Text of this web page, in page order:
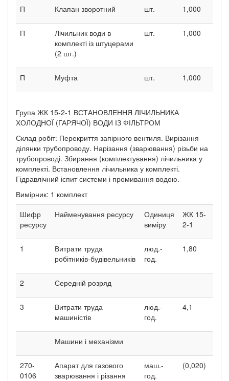
П Клапан зворотний шт. 1,000
П
Лічильник води в
комплекті із штуцерами
(2 шт.)
шт. 1,000
П Муфта шт. 1,000
Група ЖК 15-2-1 ВСТАНОВЛЕННЯ ЛІЧИЛЬНИКА
ХОЛОДНОЇ (ГАРЯЧОЇ) ВОДИ ІЗ ФІЛЬТРОМ
Склад робіт: Перекриття запірного вентиля. Вирізання
ділянки трубопроводу. Нарізання (зварювання) різьби на
трубопроводі. Збирання (комплектування) лічильника у
комплекті. Встановлення лічильника у комплекті.
Гідравлічний іспит системи і промивання водою.
Вимірник: 1 комплект
Шифр
ресурсу
Найменування ресурсу
Одиниця
виміру
ЖК 15-
2-1
1
Витрати труда
робітників-будівельників
люд.-
год.
1,80
2 Середній розряд
3
Витрати труда
машиністів
люд.-
год.
4,1
Машини і механізми
270-
0106
Апарат для газового
зварювання і різання
маш.-
год.
(0,020)